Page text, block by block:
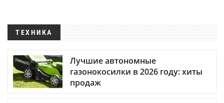
ТЕХНИКА
Лучшие автономные
газонокосилки в 2026 году: хиты
продаж